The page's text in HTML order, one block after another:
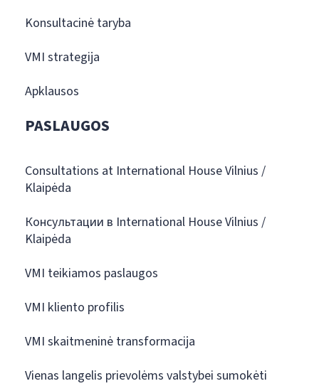
Konsultacinė taryba
VMI strategija
Apklausos
PASLAUGOS
Consultations at International House Vilnius /
Klaipėda
Консультации в International House Vilnius /
Klaipėda
VMI teikiamos paslaugos
VMI kliento profilis
VMI skaitmeninė transformacija
Vienas langelis prievolėms valstybei sumokėti